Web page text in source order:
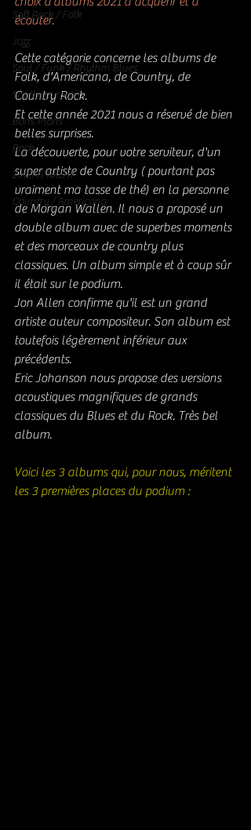
Soft Rock / Folk
Jazz
Soul / Funk / Rhythm Blues
Southern rock
Bons Plans
Rock
ZIKERS NIGHT
Country / Americana
écouter.
Cette catégorie concerne les albums de
Folk, d'Americana, de Country, de
Country Rock.
Et cette année 2021 nous a réservé de bien
belles surprises.
La découverte, pour votre serviteur, d'un
super artiste de Country ( pourtant pas
vraiment ma tasse de thé) en la personne
de Morgan Wallen. Il nous a proposé un
double album avec de superbes moments
et des morceaux de country plus
classiques. Un album simple et à coup sûr
il était sur le podium.
Jon Allen confirme qu'il est un grand
artiste auteur compositeur. Son album est
toutefois légèrement inférieur aux
précédents.
Eric Johanson nous propose des versions
acoustiques magnifiques de grands
classiques du Blues et du Rock. Très bel
album.
Voici les 3 albums qui, pour nous, méritent
les 3 premières places du podium :